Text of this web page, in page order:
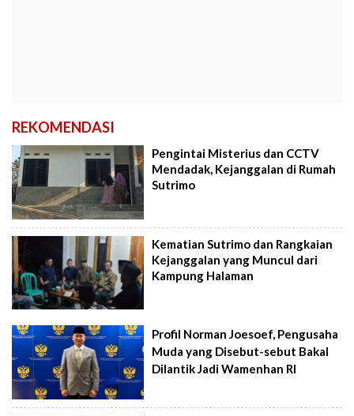
REKOMENDASI
Pengintai Misterius dan CCTV
Mendadak, Kejanggalan di Rumah
Sutrimo
Kematian Sutrimo dan Rangkaian
Kejanggalan yang Muncul dari
Kampung Halaman
Profil Norman Joesoef, Pengusaha
Muda yang Disebut-sebut Bakal
Dilantik Jadi Wamenhan RI